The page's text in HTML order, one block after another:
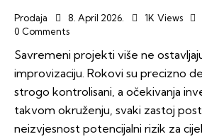
Prodaja 8. April 2026. 1K Views
0 Comments
Savremeni projekti više ne
improvizaciju. Rokovi su precizno
strogo kontrolisani, a očekivanja
takvom okruženju, svaki zastoj
neizvjesnost potencijalni rizik za